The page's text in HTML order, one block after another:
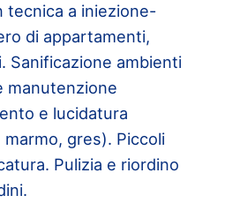
tecnica a iniezione-
di appartamenti,
Sanificazione ambienti
manutenzione
e lucidatura
gres). Piccoli
Pulizia e riordino